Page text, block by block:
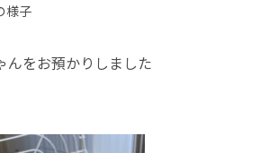
様子
んをお預かりしました